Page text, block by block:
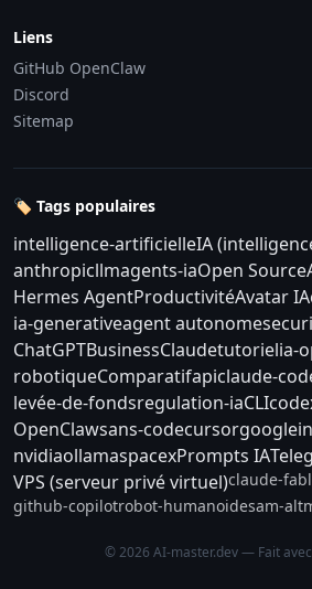
Liens
GitHub OpenClaw
Discord
Sitemap
🏷️ Tags populaires
intelligence-artificielleIA
anthropicllmagents-iaOpen Source
Hermes AgentProductivitéAvatar IA
ia-generativeagent autonome
ChatGPTBusinessClaudetutorielia-
robotiqueComparatifapiclaude-
levée-de-fondsregulation-iaCLI
OpenClawsans-codecursorgoogle
nvidiaollamaspacexPrompts IA
VPS (serveur privé virtuel)claude-
github-copilotrobot-humanoidesam-
© 2026 AI-master.dev — Fait